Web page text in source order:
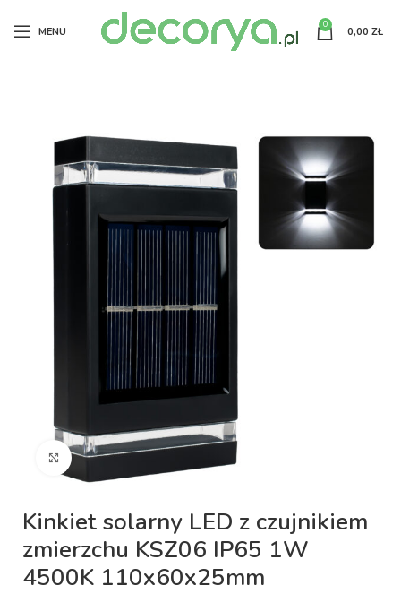
MENU
0
0,00 ZŁ
Kliknij aby powiększyć
Kinkiet solarny LED z czujnikiem
zmierzchu KSZ06 IP65 1W
4500K 110x60x25mm